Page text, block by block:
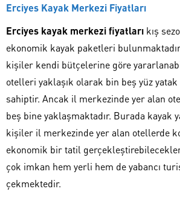
Erciyes Kayak Merkezi Fiyatları
Erciyes kayak merkezi fiyatları kış
ekonomik kayak paketleri
kişiler kendi bütçelerine göre
otelleri yaklaşık olarak bin beş yüz
sahiptir. Ancak il merkezinde yer alan
beş bine yaklaşmaktadır. Burada kayak
kişiler il merkezinde yer alan otellerde
ekonomik bir tatil
çok imkan hem yerli hem de yabancı
çekmektedir.